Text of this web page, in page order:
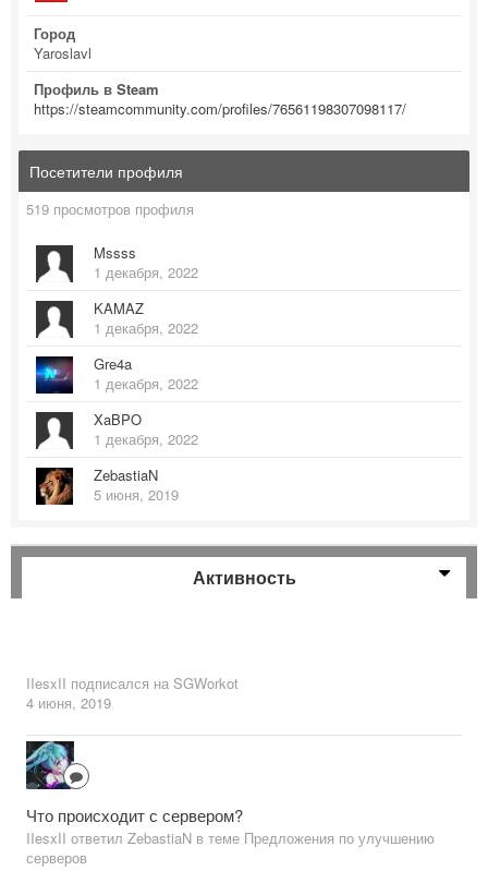
Город
Yaroslavl
Профиль в Steam
https://steamcommunity.com/profiles/76561198307098117/
Посетители профиля
519 просмотров профиля
Mssss
1 декабря, 2022
KAMAZ
1 декабря, 2022
Gre4a
1 декабря, 2022
XaBPO
1 декабря, 2022
ZebastiaN
5 июня, 2019
Активность
IIesxII подписался на SGWorkot
4 июня, 2019
Что происходит с сервером?
IIesxII ответил ZebastiaN в теме Предложения по улучшению
серверов